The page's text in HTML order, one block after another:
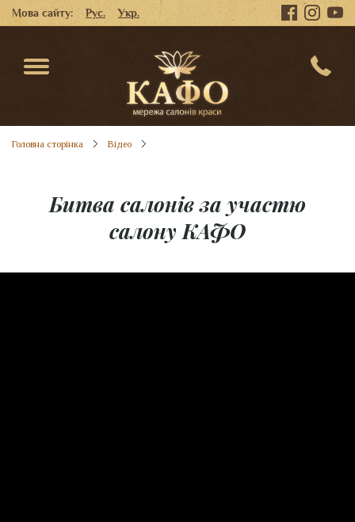
Мова сайту: Рус. Укр.
Головна сторінка Відео
Битва салонів за участю
салону КАФО